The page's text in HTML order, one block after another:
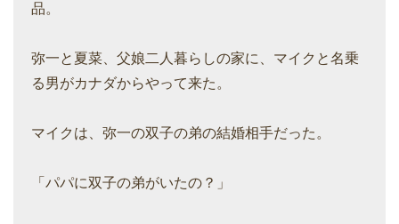
品。
弥一と夏菜、父娘二人暮らしの家に、マイクと名乗
る男がカナダからやって来た。
マイクは、弥一の双子の弟の結婚相手だった。
「パパに双子の弟がいたの？」